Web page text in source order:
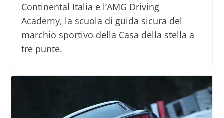
Continental Italia e l’AMG Driving
Academy, la scuola di guida sicura del
marchio sportivo della Casa della stella a
tre punte.